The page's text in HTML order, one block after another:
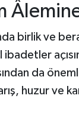
birlik ve
da
huzur ve